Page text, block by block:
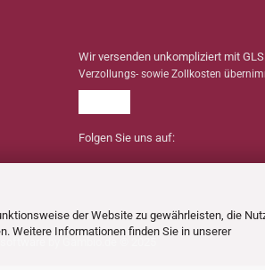
der Website zu gewährleisten, die
Weitere Informationen finden Sie in unserer
Wir versenden unkompliziert mit
Verzollungs- sowie Zollkosten
Folgen Sie uns auf: